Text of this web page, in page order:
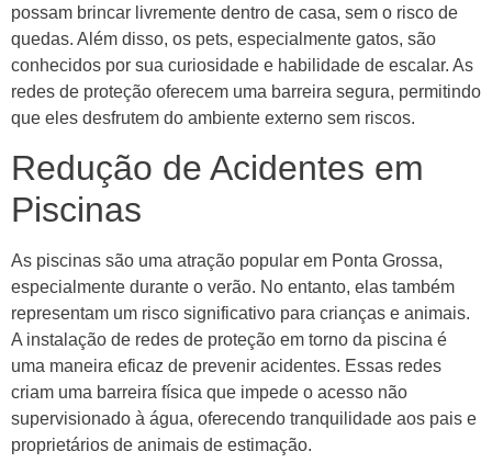
possam brincar livremente dentro de casa, sem o risco de
quedas. Além disso, os pets, especialmente gatos, são
conhecidos por sua curiosidade e habilidade de escalar. As
redes de proteção oferecem uma barreira segura, permitindo
que eles desfrutem do ambiente externo sem riscos.
Redução de Acidentes em
Piscinas
As piscinas são uma atração popular em Ponta Grossa,
especialmente durante o verão. No entanto, elas também
representam um risco significativo para crianças e animais.
A instalação de redes de proteção em torno da piscina é
uma maneira eficaz de prevenir acidentes. Essas redes
criam uma barreira física que impede o acesso não
supervisionado à água, oferecendo tranquilidade aos pais e
proprietários de animais de estimação.